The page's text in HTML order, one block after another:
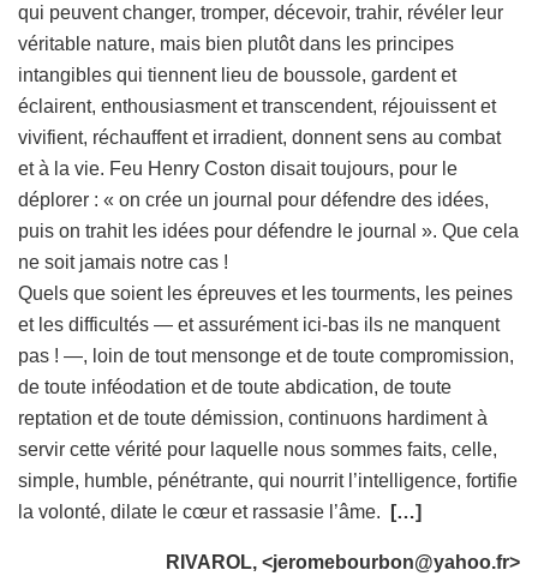
qui peuvent changer, tromper, décevoir, trahir, révéler leur
véritable nature, mais bien plutôt dans les principes
intangibles qui tiennent lieu de boussole, gardent et
éclairent, enthousiasment et transcendent, réjouissent et
vivifient, réchauffent et irradient, donnent sens au combat
et à la vie. Feu Henry Coston disait toujours, pour le
déplorer : « on crée un journal pour défendre des idées,
puis on trahit les idées pour défendre le journal ». Que cela
ne soit jamais notre cas !
Quels que soient les épreuves et les tourments, les peines
et les difficultés — et assurément ici-bas ils ne manquent
pas ! —, loin de tout mensonge et de toute compromission,
de toute inféodation et de toute abdication, de toute
reptation et de toute démission, continuons hardiment à
servir cette vérité pour laquelle nous sommes faits, celle,
simple, humble, pénétrante, qui nourrit l’intelligence, fortifie
la volonté, dilate le cœur et rassasie l’âme.
[…]
RIVAROL, <jeromebourbon@yahoo.fr>